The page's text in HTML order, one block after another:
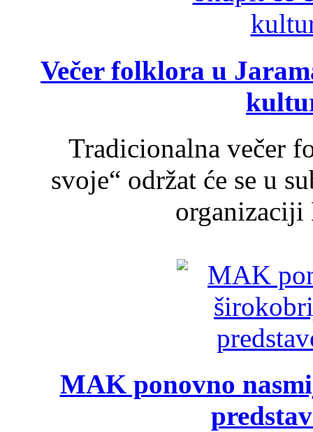
Večer folklora u
Tradicionalna večer
svoje“ održat će se u
organizaciji
MAK ponovno